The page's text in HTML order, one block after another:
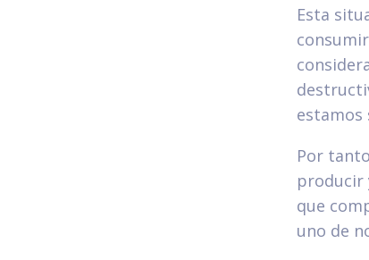
Esta
estamos
Por
producir
que
uno de